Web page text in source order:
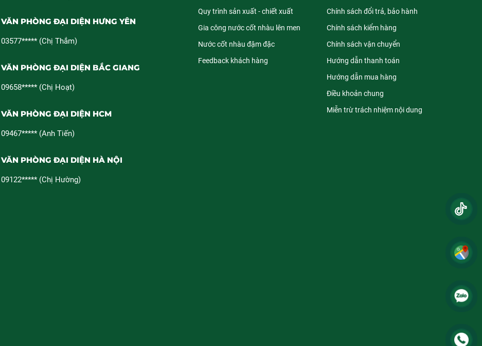
VĂN PHÒNG ĐẠI DIỆN HƯNG YÊN
03577***** (Chị Thắm)
VĂN PHÒNG ĐẠI DIỆN BẮC GIANG
09658***** (Chị Hoạt)
VĂN PHÒNG ĐẠI DIỆN HCM
09467***** (Anh Tiến)
VĂN PHÒNG ĐẠI DIỆN HÀ NỘI
09122***** (Chị Hường)
Quy trình sản xuất - chiết xuất
Gia công nước cốt nhàu lên men
Nước cốt nhàu đậm đặc
Feedback khách hàng
Chính sách đổi trả, bảo hành
Chính sách kiểm hàng
Chính sách vận chuyển
Hướng dẫn thanh toán
Hướng dẫn mua hàng
Điều khoản chung
Miễn trừ trách nhiệm nội dung